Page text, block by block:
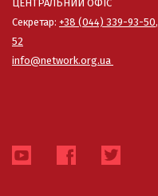
ЦЕНТРАЛЬНИЙ ОФІС
Секретар: +38 (044) 339-93-50,
52
info@network.org.ua